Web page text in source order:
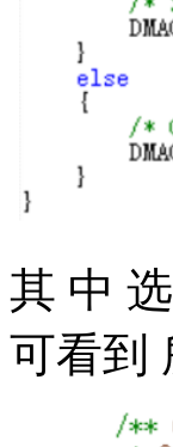
其 中
可看到